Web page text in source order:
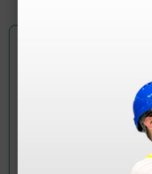
Pergunte a um colega